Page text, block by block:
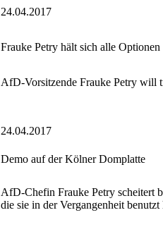
24.04.2017
Frauke Petry hält sich alle
AfD-Vorsitzende Frauke Petry will
24.04.2017
Demo auf der Kölner Domplatte
AfD-Chefin Frauke Petry scheitert
die sie in der Vergangenheit